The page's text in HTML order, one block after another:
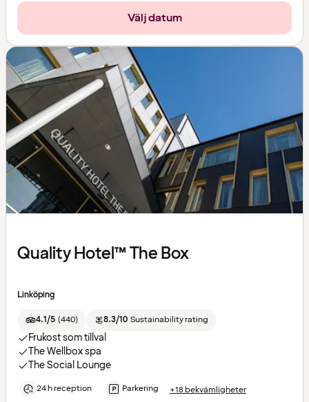
Välj datum
Quality Hotel™ The Box
Linköping
4.1/5 (440) 8.3/10 Sustainability rating
Frukost som tillval
The Wellbox spa
The Social Lounge
24 h reception Parkering +18 bekvämligheter